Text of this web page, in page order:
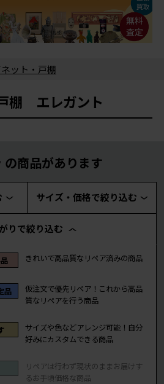
ット・戸棚
棚 エレガント
の商品があります
サイズ・価格で絞り込む
りで絞り込む
きれいで高品質なリペア済みの商品
品
仮注文で優先リペア！これから高品
質なリペアを行う商品
サイズや色などアレンジ可能！自分
好みにカスタムできる商品
リペアは行わず現状のままお届けす
るお手頃価格な商品